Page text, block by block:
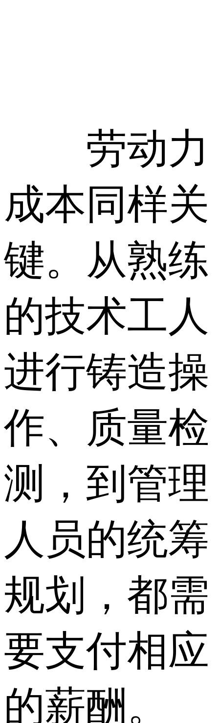
劳动力
成本同样关
键。从熟练
的技术工人
进行铸造操
作、质量检
测，到管理
人员的统筹
规划，都需
要支付相应
的薪酬。